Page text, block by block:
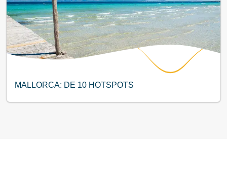
MALLORCA: DE 10 HOTSPOTS